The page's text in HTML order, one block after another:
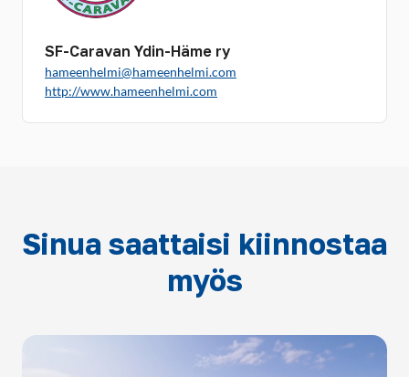
SF-Caravan Ydin-Häme ry
hameenhelmi@hameenhelmi.com
http://www.hameenhelmi.com
Sinua saattaisi kiinnostaa
myös